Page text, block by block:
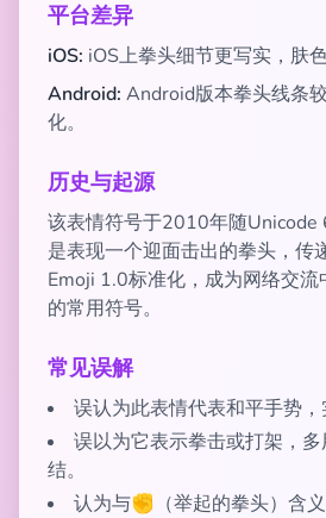
平台差异
iOS: iOS上拳头细节更写实，肤色
Android: Android版本拳头线条
化。
历史与起源
该表情符号于2010年随Unicode
是表现一个迎面击出的拳头，传
Emoji 1.0标准化，成为网络交
的常用符号。
常见误解
误认为此表情代表和平手势，
误以为它表示拳击或打架，
结。
认为与✊（举起的拳头）含